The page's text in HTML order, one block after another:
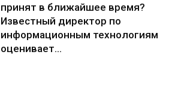
принят в ближайшее время?
Известный директор по
информационным технологиям
оценивает...